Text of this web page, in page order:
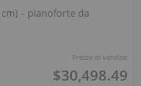
Prezzo di vendita:
$30,498.49
– pianoforte da